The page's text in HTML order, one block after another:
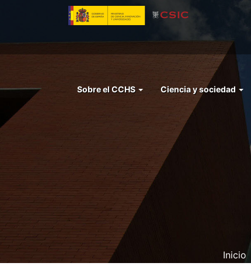
principal
Menu
Sobre el CCHS Ciencia y sociedad
Inicio